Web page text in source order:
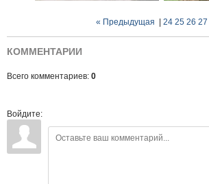
« Предыдущая 24 25 26 27
КОММЕНТАРИИ
Всего комментариев: 0
Войдите: